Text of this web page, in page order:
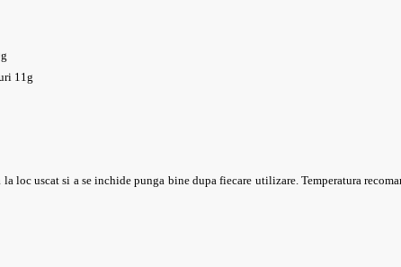
11g
la loc uscat si a se inchide punga bine dupa fiecare utilizare. Temperatura